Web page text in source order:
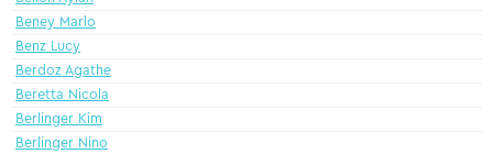
Beney Marlo
Benz Lucy
Berdoz Agathe
Beretta Nicola
Berlinger Kim
Berlinger Nino